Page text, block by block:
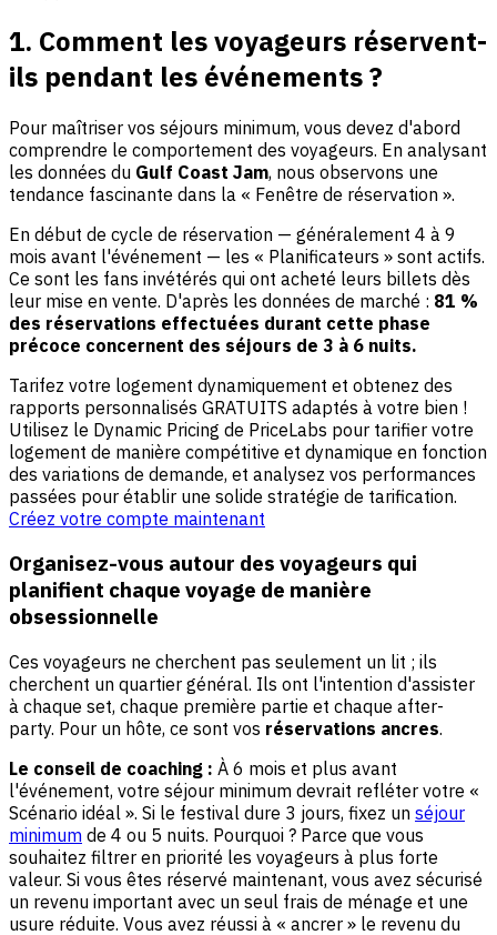
1. Comment les voyageurs réservent-
ils pendant les événements ?
Pour maîtriser vos séjours minimum, vous devez d'abord
comprendre le comportement des voyageurs. En analysant
les données du Gulf Coast Jam, nous observons une
tendance fascinante dans la « Fenêtre de réservation ».
En début de cycle de réservation — généralement 4 à 9
mois avant l'événement — les « Planificateurs » sont actifs.
Ce sont les fans invétérés qui ont acheté leurs billets dès
leur mise en vente. D'après les données de marché : 81 %
des réservations effectuées durant cette phase
précoce concernent des séjours de 3 à 6 nuits.
Tarifez votre logement dynamiquement et obtenez des
rapports personnalisés GRATUITS adaptés à votre bien !
Utilisez le Dynamic Pricing de PriceLabs pour tarifier votre
logement de manière compétitive et dynamique en fonction
des variations de demande, et analysez vos performances
passées pour établir une solide stratégie de tarification.
Créez votre compte maintenant
Organisez-vous autour des voyageurs qui
planifient chaque voyage de manière
obsessionnelle
Ces voyageurs ne cherchent pas seulement un lit ; ils
cherchent un quartier général. Ils ont l'intention d'assister
à chaque set, chaque première partie et chaque after-
party. Pour un hôte, ce sont vos réservations ancres.
Le conseil de coaching : À 6 mois et plus avant
l'événement, votre séjour minimum devrait refléter votre «
Scénario idéal ». Si le festival dure 3 jours, fixez un séjour
minimum de 4 ou 5 nuits. Pourquoi ? Parce que vous
souhaitez filtrer en priorité les voyageurs à plus forte
valeur. Si vous êtes réservé maintenant, vous avez sécurisé
un revenu important avec un seul frais de ménage et une
usure réduite. Vous avez réussi à « ancrer » le revenu du